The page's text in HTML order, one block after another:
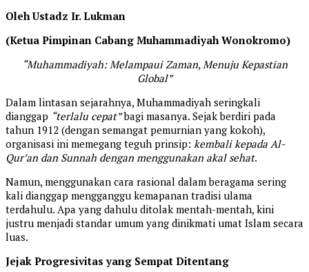
Oleh Ustadz Ir. Lukman
(Ketua Pimpinan Cabang Muhammadiyah Wonokromo)
“Muhammadiyah: Melampaui Zaman, Menuju Kepastian
Global”
Dalam lintasan sejarahnya, Muhammadiyah seringkali
dianggap “terlalu cepat”bagi masanya. Sejak berdiri pada
tahun 1912 (dengan semangat pemurnian yang kokoh),
organisasi ini memegang teguh prinsip: kembali kepada Al-
Qur’an dan Sunnah dengan menggunakan akal sehat.
Namun, menggunakan cara rasional dalam beragama sering
kali dianggap mengganggu kemapanan tradisi ulama
terdahulu. Apa yang dahulu ditolak mentah-mentah, kini
justru menjadi standar umum yang dinikmati umat Islam secara
luas.
Jejak Progresivitas yang Sempat Ditentang